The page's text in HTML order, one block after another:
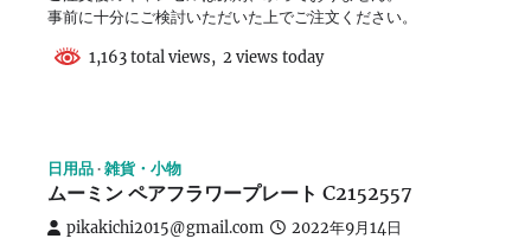
事前に十分にご検討いただいた上でご注文ください。
1,163 total views, 2 views today
日用品 雑貨・小物
ムーミン ペアフラワープレート C2152557
pikakichi2015@gmail.com 2022年9月14日